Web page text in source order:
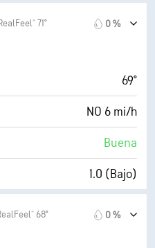
48° F
4 (Opaco)
80 %
10 mi
71° 0 %
69°
NO 6 mi/h
Buena
1.0 (Bajo)
68° 0 %